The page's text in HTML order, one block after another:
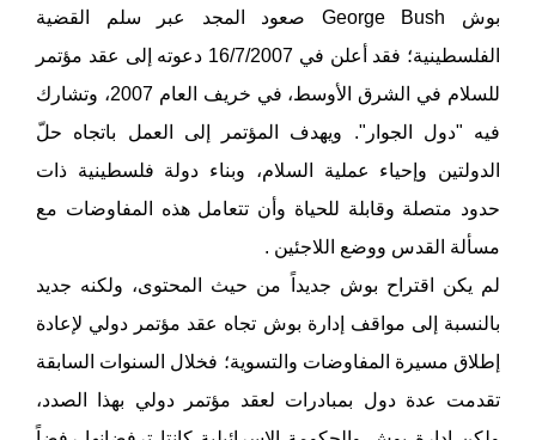
بوش George Bush صعود المجد عبر سلم القضية
الفلسطينية؛ فقد أعلن في 16/7/2007 دعوته إلى عقد مؤتمر
للسلام في الشرق الأوسط، في خريف العام 2007، وتشارك
فيه "دول الجوار". ويهدف المؤتمر إلى العمل باتجاه حلّ
الدولتين وإحياء عملية السلام، وبناء دولة فلسطينية ذات
حدود متصلة وقابلة للحياة وأن تتعامل هذه المفاوضات مع
مسألة القدس ووضع اللاجئين .
لم يكن اقتراح بوش جديداً من حيث المحتوى، ولكنه جديد
بالنسبة إلى مواقف إدارة بوش تجاه عقد مؤتمر دولي لإعادة
إطلاق مسيرة المفاوضات والتسوية؛ فخلال السنوات السابقة
تقدمت عدة دول بمبادرات لعقد مؤتمر دولي بهذا الصدد،